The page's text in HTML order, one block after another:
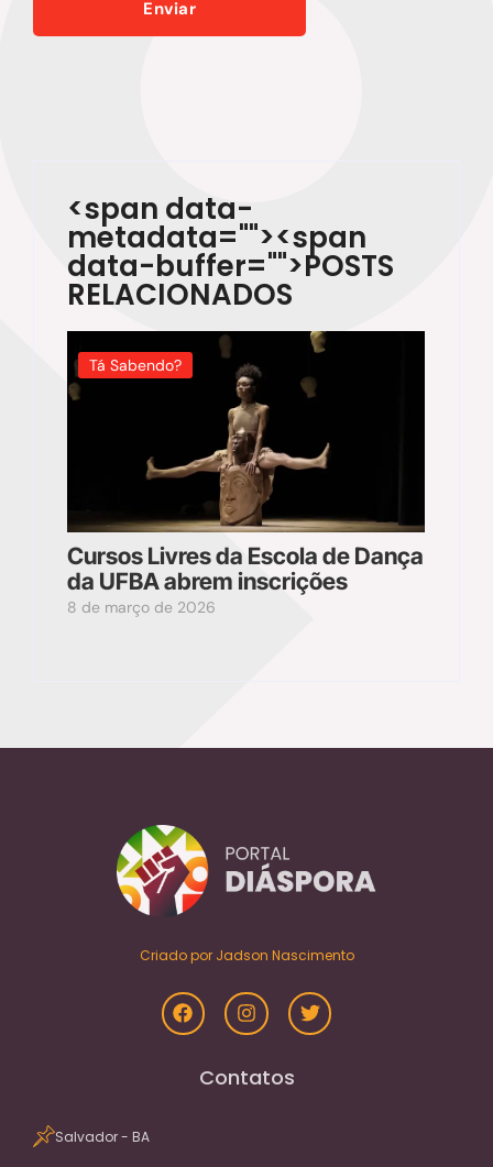
<span data-
metadata=""><span
data-buffer="">POSTS
RELACIONADOS
Tá Sabendo?
Cursos Livres da Escola de Dança
da UFBA abrem inscrições
8 de março de 2026
Criado por Jadson Nascimento
Contatos
Salvador - BA